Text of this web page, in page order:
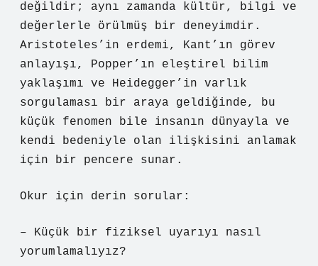
değildir; aynı zamanda kültür, bilgi ve
değerlerle örülmüş bir deneyimdir.
Aristoteles’in erdemi, Kant’ın görev
anlayışı, Popper’ın eleştirel bilim
yaklaşımı ve Heidegger’in varlık
sorgulaması bir araya geldiğinde, bu
küçük fenomen bile insanın dünyayla ve
kendi bedeniyle olan ilişkisini anlamak
için bir pencere sunar.
Okur için derin sorular:
– Küçük bir fiziksel uyarıyı nasıl
yorumlamalıyız?